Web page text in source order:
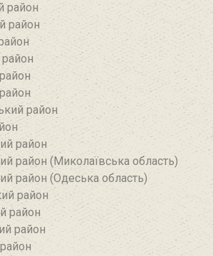
район
район‎
район
район
район (Миколаївська область)
район (Одеська область)
район
район
район‎